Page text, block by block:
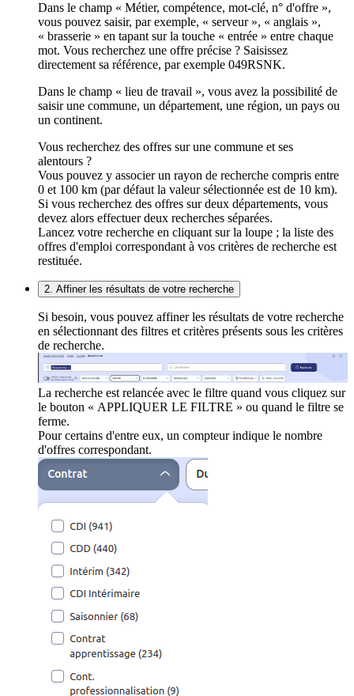
Dans le champ « Métier, compétence, mot-clé, n° d'offre »,
vous pouvez saisir, par exemple, « serveur », « anglais »,
« brasserie » en tapant sur la touche « entrée » entre chaque
mot. Vous recherchez une offre précise ? Saisissez
directement sa référence, par exemple 049RSNK.
Dans le champ « lieu de travail », vous avez la possibilité de
saisir une commune, un département, une région, un pays ou
un continent.
Vous recherchez des offres sur une commune et ses
alentours ?
Vous pouvez y associer un rayon de recherche compris entre
0 et 100 km (par défaut la valeur sélectionnée est de 10 km).
Si vous recherchez des offres sur deux départements, vous
devez alors effectuer deux recherches séparées.
Lancez votre recherche en cliquant sur la loupe ; la liste des
offres d'emploi correspondant à vos critères de recherche est
restituée.
2. Affiner les résultats de votre recherche
Si besoin, vous pouvez affiner les résultats de votre recherche
en sélectionnant des filtres et critères présents sous les critères
de recherche.
La recherche est relancée avec le filtre quand vous cliquez sur
le bouton « APPLIQUER LE FILTRE » ou quand le filtre se
ferme.
Pour certains d'entre eux, un compteur indique le nombre
d'offres correspondant.